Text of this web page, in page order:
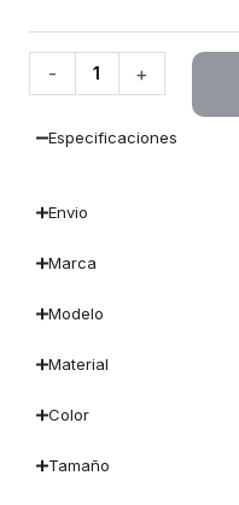
-
cantidad
+
Especificaciones
Envio
Marca
Modelo
Material
Color
Tamaño